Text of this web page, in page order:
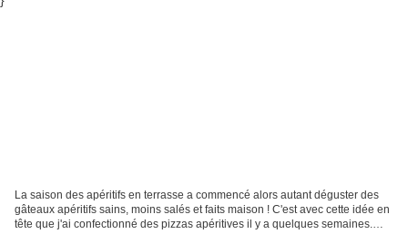
La saison des apéritifs en terrasse a commencé alors autant déguster des
gâteaux apéritifs sains, moins salés et faits maison ! C'est avec cette idée en
tête que j'ai confectionné des pizzas apéritives il y a quelques semaines.